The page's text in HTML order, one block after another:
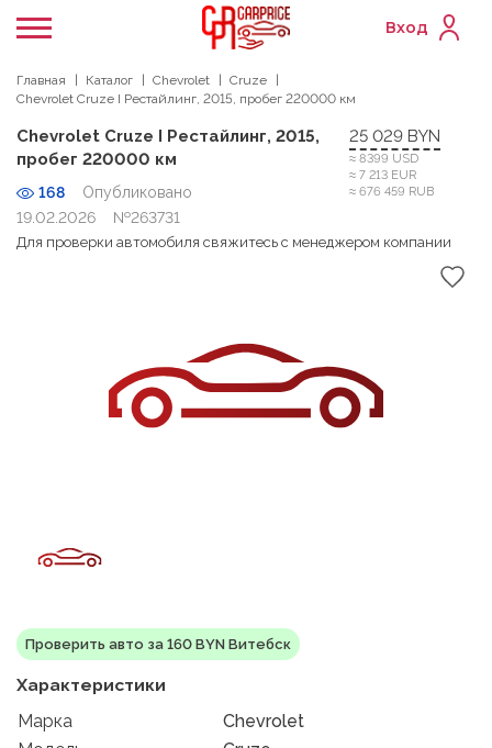
Вход
Главная Каталог Chevrolet
Cruze
Chevrolet Cruze I Рестайлинг, 2015, пробег 220000 км
Chevrolet Cruze I Рестайлинг, 2015,
пробег 220000 км
168
Опубликовано
19.02.2026
№263731
25 029 BYN
≈ 8399 USD
≈ 7 213 EUR
≈ 676 459 RUB
Для проверки автомобиля свяжитесь с менеджером компании
Проверить авто за 160 BYN Витебск
Характеристики
Марка
Chevrolet